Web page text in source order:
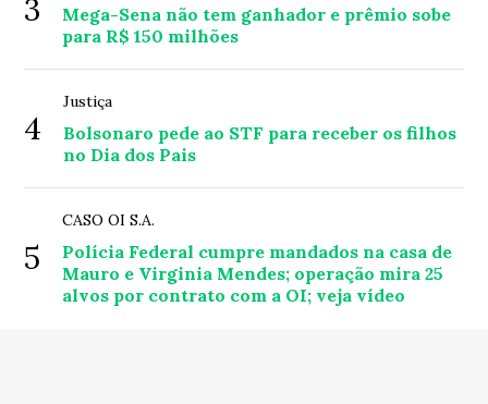
3
Mega-Sena não tem ganhador e prêmio sobe
para R$ 150 milhões
4
Justiça
Bolsonaro pede ao STF para receber os filhos
no Dia dos Pais
5
CASO OI S.A.
Polícia Federal cumpre mandados na casa de
Mauro e Virginia Mendes; operação mira 25
alvos por contrato com a OI; veja vídeo